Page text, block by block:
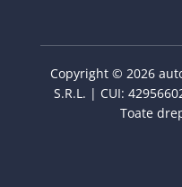
Copyright © 2026
S.R.L. | CUI:
Toate